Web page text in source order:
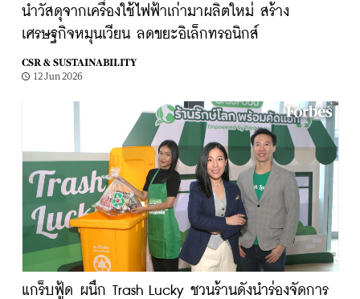
นำวัสดุจากเครื่องใช้ไฟฟ้าเก่ามาผลิตใหม่ สร้าง
เศรษฐกิจหมุนเวียน ลดขยะอิเล็กทรอนิกส์
CSR & SUSTAINABILITY
12 Jun 2026
แกร็บฟู้ด ผนึก Trash Lucky ชวนร้านดังนำร่องจัดการ